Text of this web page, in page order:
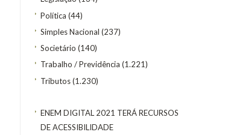
Política (44)
Simples Nacional (237)
Societário (140)
Trabalho / Previdência (1.221)
Tributos(1.230)
ENEM DIGITAL 2021 TERÁ RECURSOS
DE ACESSIBILIDADE